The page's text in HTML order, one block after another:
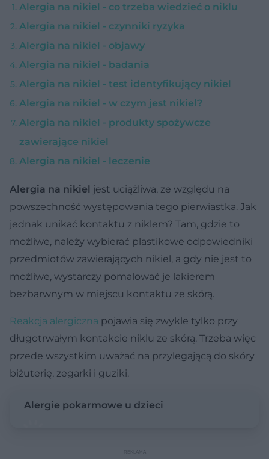
Alergia na nikiel - co trzeba wiedzieć o niklu
Alergia na nikiel - czynniki ryzyka
Alergia na nikiel - objawy
Alergia na nikiel - badania
Alergia na nikiel - test identyfikujący nikiel
Alergia na nikiel - w czym jest nikiel?
Alergia na nikiel - produkty spożywcze
zawierające nikiel
Alergia na nikiel - leczenie
Alergia na nikiel jest uciążliwa, ze względu na
powszechność występowania tego pierwiastka. Jak
jednak unikać kontaktu z niklem? Tam, gdzie to
możliwe, należy wybierać plastikowe odpowiedniki
przedmiotów zawierających nikiel, a gdy nie jest to
możliwe, wystarczy pomalować je lakierem
bezbarwnym w miejscu kontaktu ze skórą.
Reakcja alergiczna pojawia się zwykle tylko przy
długotrwałym kontakcie niklu ze skórą. Trzeba więc
przede wszystkim uważać na przylegającą do skóry
biżuterię, zegarki i guziki.
Alergie pokarmowe u dzieci